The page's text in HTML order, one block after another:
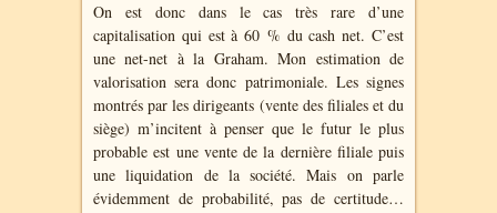
On est donc dans le cas très rare d’une
capitalisation qui est à 60 % du cash net. C’est
une net-net à la Graham. Mon estimation de
valorisation sera donc patrimoniale. Les signes
montrés par les dirigeants (vente des filiales et du
siège) m’incitent à penser que le futur le plus
probable est une vente de la dernière filiale puis
une liquidation de la société. Mais on parle
évidemment de probabilité, pas de certitude…